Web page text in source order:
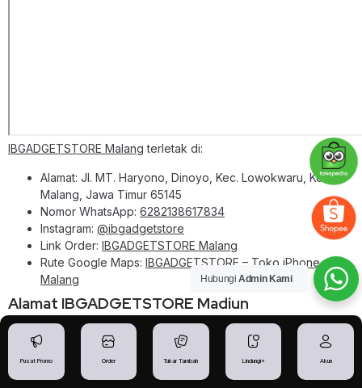
IBGADGETSTORE Malang terletak di:
Alamat: Jl. MT. Haryono, Dinoyo, Kec. Lowokwaru, Kota
Malang, Jawa Timur 65145
Nomor WhatsApp: 6282138617834
Instagram: @ibgadgetstore
Link Order: IBGADGETSTORE Malang
Rute Google Maps: IBGADGETSTORE – Toko iPhone
Malang
Alamat IBGADGETSTORE Madiun
Pusat Promo Order Tukar Tambah Lindungi+ Akun
Hubungi Admin Kami